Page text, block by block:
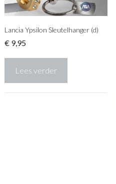
Lancia Ypsilon Sleutelhanger (d)
€ 9,95
Lees verder